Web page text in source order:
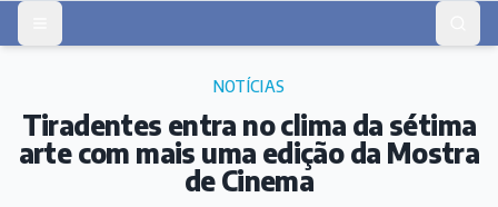
NOTÍCIAS
Tiradentes entra no clima da sétima
arte com mais uma edição da Mostra
de Cinema